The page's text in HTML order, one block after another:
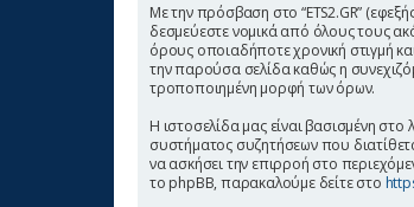
Με την πρόσβαση στο “ETS2.GR”
δεσμεύεστε νομικά από όλους τους
όρους οποιαδήποτε χρονική στιγμή
την παρούσα σελίδα καθώς η
τροποποιημένη μορφή των όρων.
Η ιστοσελίδα μας είναι βασισμένη στο
συστήματος συζητήσεων που
να ασκήσει την επιρροή στο
το phpBB, παρακαλούμε δείτε στο